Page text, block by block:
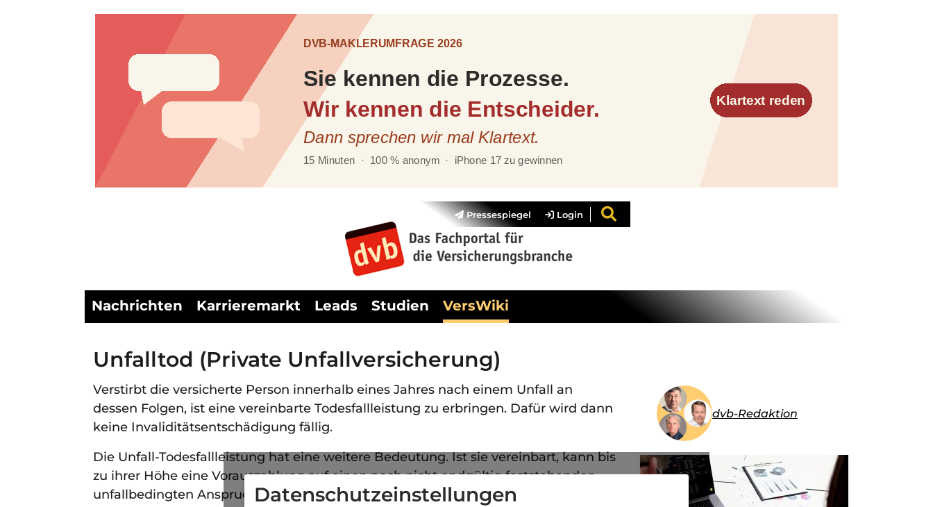
Pressespiegel Login
Nachrichten Karrieremarkt Leads Studien VersWiki
Unfalltod (Private Unfallversicherung)
Verstirbt die versicherte Person innerhalb eines Jahres nach einem Unfall an
dessen Folgen, ist eine vereinbarte Todesfallleistung zu erbringen. Dafür wird dann
keine Invaliditätsentschädigung fällig.
Die Unfall-Todesfallleistung hat eine weitere Bedeutung. Ist sie vereinbart, kann bis
zu ihrer Höhe eine Vorauszahlung auf einen noch nicht endgültig feststehenden
unfallbedingten Anspruch auf Invaliditätsentschädigung geleistet werden.
dvb-Redaktion
Datenschutzeinstellungen